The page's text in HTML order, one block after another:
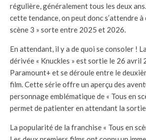
régulière, généralement tous les deux
cette tendance, on peut donc s’attendre à
scène 3 » sorte entre 2025 et 2026.
En attendant, il y a de quoi se consoler !
dérivée « Knuckles » est sortie le 26 avril
Paramount+ et se déroule entre le
film. Cette série offre un aperçu des
personnage emblématique de « Tous en
permet de patienter en attendant la
La popularité de la franchise « Tous en